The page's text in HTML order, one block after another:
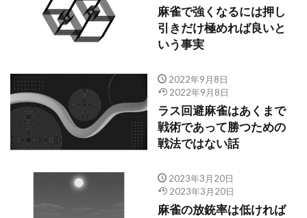
麻雀で強くなるには押し
引きだけ極めれば良いと
いう事実
2022年9月8日
2022年9月8日
ラス回避麻雀はあくまで
戦術であって勝つための
戦法ではない話
2023年3月20日
2023年3月20日
麻雀の放銃率は低ければ